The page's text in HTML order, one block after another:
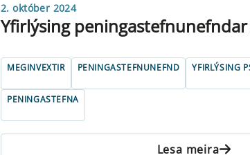
2. október 2024
Yfirlýsing
MEGINVEXTIR PENINGASTEFNUNEFND YFIRLÝSING
PENINGASTEFNA
Lesa meira